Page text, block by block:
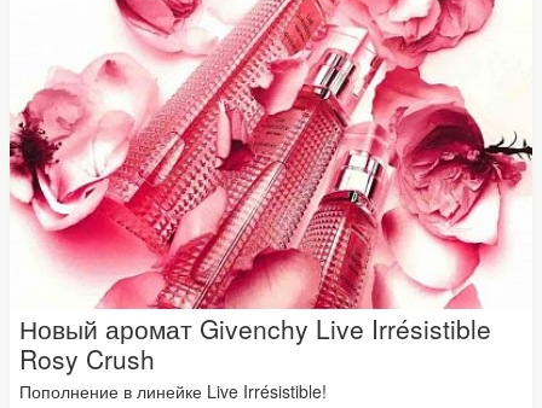
Новый аромат Givenchy Live Irrésistible
Rosy Crush
Пополнение в линейке Live Irrésistible!